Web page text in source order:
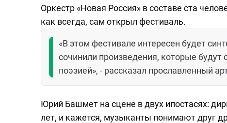
Оркестр «Новая Россия» в составе ста
как всегда, сам открыл фестиваль.
«В этом фестивале интересен будет
сочинили произведения, которые
поэзией», - рассказал прославленный
Юрий Башмет на сцене в двух ипостасях:
лет, и кажется, музыканты понимают друг